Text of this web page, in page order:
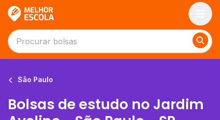
São Paulo
Bolsas de estudo no Jardim